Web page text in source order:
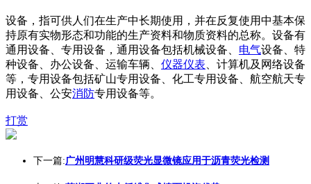
设备，指可供人们在生产中长期使用，并在反复使用中基本保
持原有实物形态和功能的生产资料和物质资料的总称。设备有
通用设备、专用设备，通用设备包括机械设备、 电气设备、特
种设备、办公设备、运输车辆、 仪器仪表 、计算机及网络设备
等，专用设备包括矿山专用设备、化工专用设备、航空航天专
用设备、公安消防专用设备等。
打赏
下一篇:广州明慧科研级荧光显微镜应用于沥青荧光检测